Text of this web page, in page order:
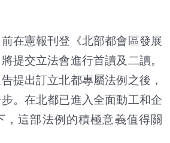
在憲報刊登《北部都會區發展
提交立法會進行首讀及二讀。
提出訂立北都專屬法例之後，
。在北都已進入全面動工和企
，這部法例的積極意義值得關